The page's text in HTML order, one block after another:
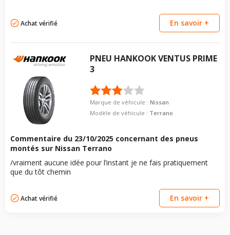
Pour la visserie, afin de garantir une parfaite compatibilité, nous
vous conseillons de contacter directement le constructeur.
Taille de la tête de boulon
Force de rotation du
boulon
Achat vérifié En savoir +
PNEU HANKOOKVENTUS PRIME
3
Marque de véhicule :Nissan
Modèle de véhicule : Terrano
Commentaire du 23/10/2025 concernant des pneus
montés sur Nissan Terrano
/vraiment aucune idée pour l’instant je ne fais pratiquement
que du tôt chemin
Achat vérifié En savoir +